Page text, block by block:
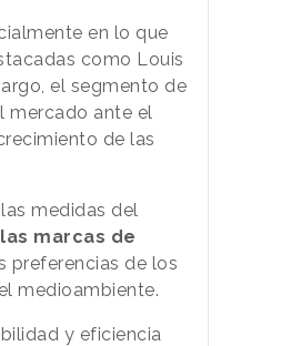
en lo que
como Louis
el segmento de
mercado ante el
de las
medidas del
marcas de
preferencias de los
medioambiente.
y eficiencia